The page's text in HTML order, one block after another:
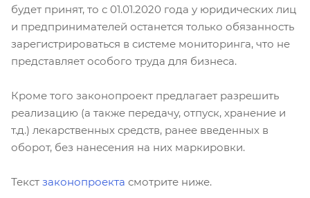
будет принят, то с 01.01.2020 года у юридических лиц
и предпринимателей останется только обязанность
зарегистрироваться в системе мониторинга, что не
представляет особого труда для бизнеса.
Кроме того законопроект предлагает разрешить
реализацию (а также передачу, отпуск, хранение и
т.д.) лекарственных средств, ранее введенных в
оборот, без нанесения на них маркировки.
Текст законопроекта смотрите ниже.